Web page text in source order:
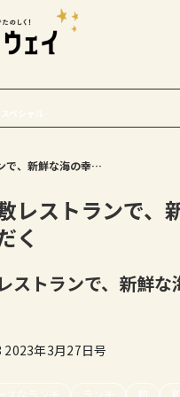
RANKING!
地元民が選ぶ山形県ラーメン人
【30選】ランキング付き
GOURMET
おすすめ！山形のそば【23選】
の人気ランキング付！～日刊ヤ
GOURMET
せセットも！
【写真付き】山寺の階段はきつ
スペシャル
趣ある蔵座敷レストランで、新鮮な海の幸をいただく
レストランで、
く
ストランで、新鮮な
年3月27日号
スなランチ ランチ 和